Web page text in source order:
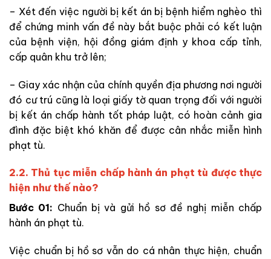
– Xét đến việc người bị kết án bị bệnh hiểm nghèo thì
để chứng minh vấn đề này bắt buộc phải có kết luận
của bệnh viện, hội đồng giám định y khoa cấp tỉnh,
cấp quân khu trở lên;
– Giay xác nhận của chính quyền địa phương nơi người
đó cư trú cũng là loại giấy tờ quan trọng đối với người
bị kết án chấp hành tốt pháp luật, có hoàn cảnh gia
đình đặc biệt khó khăn để được cân nhắc miễn hình
phạt tù.
2.2. Thủ tục miễn chấp hành án phạt tù được thực
hiện như thế nào?
Bước 01: Chuẩn bị và gửi hồ sơ đề nghị miễn chấp
hành án phạt tù.
Việc chuẩn bị hồ sơ vẫn do cá nhân thực hiện, chuẩn